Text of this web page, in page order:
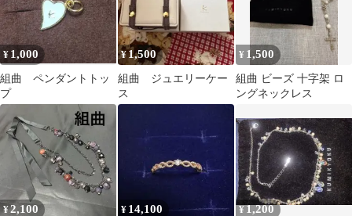
¥ 1,000
組曲 ペンダントトッ
プ
¥1,500
組曲 ジュエリーケー
ス
¥ 1,500
組曲 ビーズ 十字架 ロ
ングネックレス
¥2,100 ¥ 14,100 ¥1,200